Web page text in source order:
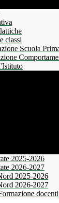
classi
Scuola
2025-2026
2026-2027
2025-2026
2026-2027
docenti